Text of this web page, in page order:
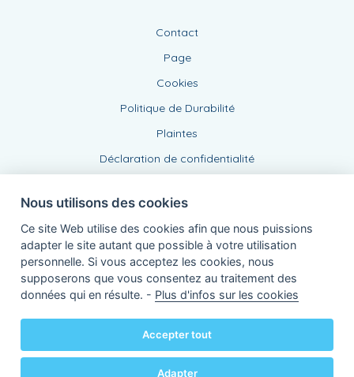
Contact
Page
Cookies
Politique de Durabilité
Plaintes
Déclaration de confidentialité
Agent lié, BE 0543 443 389
de KBC Assurances sa
3000 Louvain - Belgique
TVA BE 0403.552.563 - RPR Louvain
Powered byKBC-Agent(versie 3.21.0)
© 2026 tous droits réservés
Nous utilisons des cookies
Ce site Web utilise des cookies afin que nous puissions
adapter le site autant que possible à votre utilisation
personnelle. Si vous acceptez les cookies, nous
supposerons que vous consentez au traitement des
données qui en résulte. - Plus d'infos sur les cookies
Accepter tout
Adapter